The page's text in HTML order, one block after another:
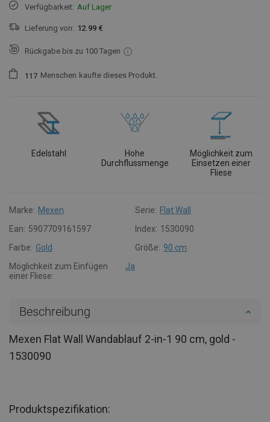
Verfügbarkeit: Auf Lager
Lieferung von: 12.99 €
Rückgabe bis zu 100 Tagen
1 1 7 Menschen kaufte dieses Produkt.
Edelstahl
Hohe
Durchflussmenge
Möglichkeit zum
Einsetzen einer
Fliese
Marke: Mexen Serie: Flat Wall
Ean: 5907709161597 Index: 1530090
Farbe: Gold Größe: 90 cm
Möglichkeit zum Einfügen
einer Fliese:
Ja
Beschreibung
Mexen Flat Wall Wandablauf 2-in-1 90 cm, gold -
1530090
Produktspezifikation: